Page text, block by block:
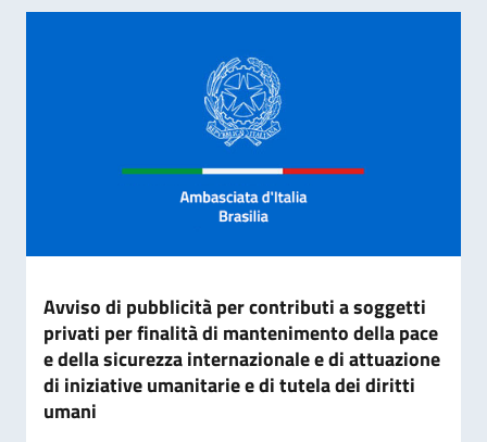
Avviso di pubblicità per contributi a soggetti
privati per finalità di mantenimento della pace
e della sicurezza internazionale e di attuazione
di iniziative umanitarie e di tutela dei diritti
umani